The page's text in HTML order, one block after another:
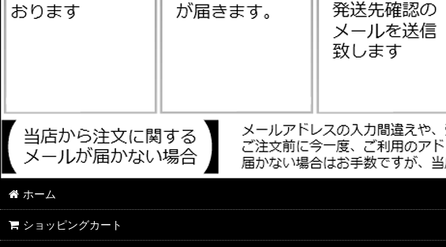
ホーム
ショッピングカート